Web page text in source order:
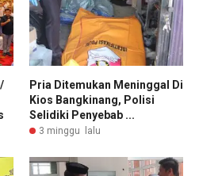
Pria Ditemukan Meninggal Di
Kios Bangkinang, Polisi
Selidiki Penyebab ...
3 minggu lalu